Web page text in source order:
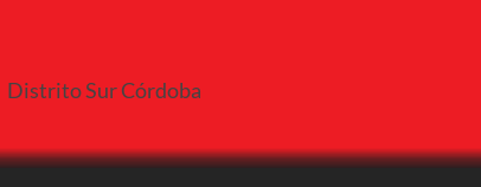
Distrito Sur Córdoba